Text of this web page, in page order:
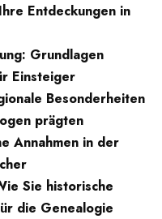
Entdeckungen in
Grundlagen
Einsteiger
Besonderheiten
prägten
Annahmen in der
Sie historische
die Genealogie